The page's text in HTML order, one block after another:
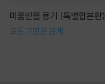
미움받을 용기 (특별합본판)
모든 고민은 관계